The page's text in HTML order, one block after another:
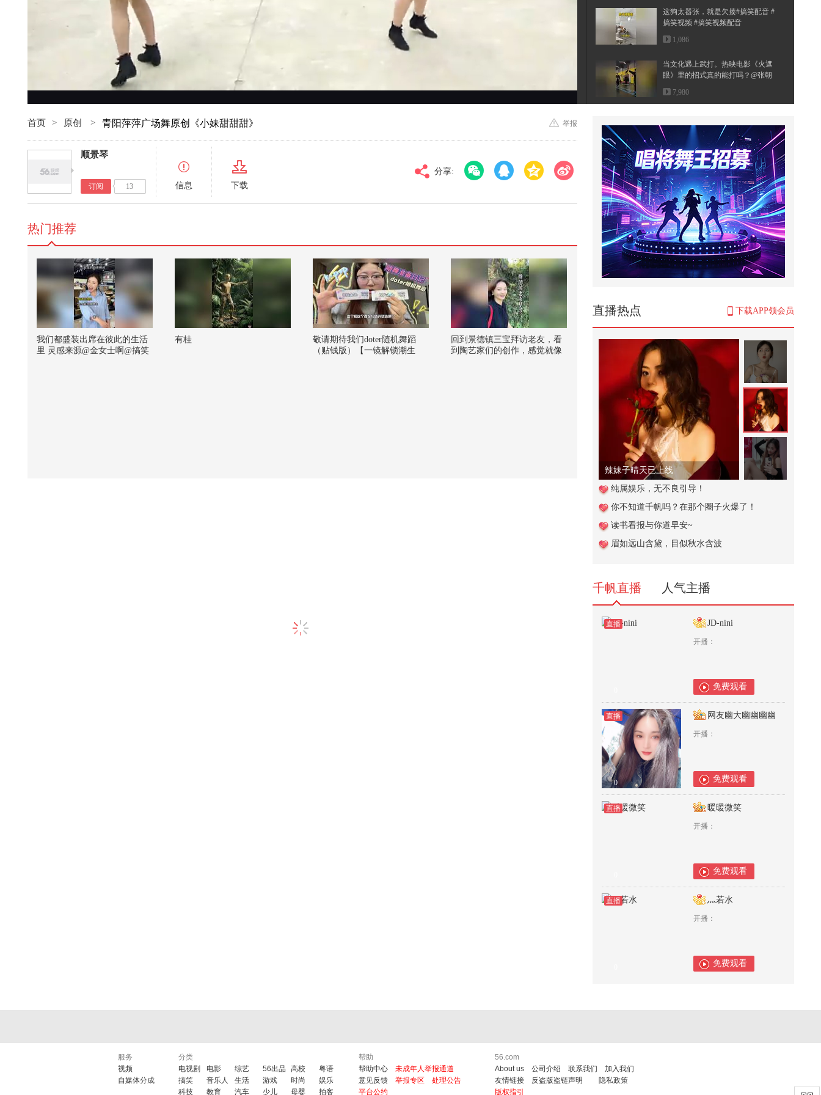
对比度
这狗太嚣张，就是欠揍#搞笑配音 #
搞笑视频 #搞笑视频配音
1,086
当文化遇上武打。热映电影《火遮
眼》里的招式真的能打吗？@张朝
阳...
7,980
缠绵在一起
8,347
表弟考试前夜我换了门锁-第17集
55
# 教会孩子识破AI骗局# 安全教育
科普
739
狐厂大明星️ @林允Jelly 预告来啦#
1944年的大后方，百姓用双手撑起
了国家
睡得少和睡得晚哪个更伤身体？看
完还熬夜吗朋友们@张朝阳 @健康
狐 ...
5,164
食品安全的内幕#动画
3,579
活力满满的课堂！bb班的课堂vlog:
219
当收到这条短信，你会怎么做？
首页 > 原创 > 青阳萍萍广场舞原创《小妹甜甜甜》 举报
顺景琴
订阅 13 信息 下载
分享:
直播热点 下载APP领会员
辣妹子晴天已上线
纯属娱乐，无不良引导！
你不知道千帆吗？在那个圈子火爆了！
读书看报与你道早安~
眉如远山含黛，目似秋水含波
千帆直播 人气主播
直播 JD-nini
开播：
免费观看
直播
0
网友幽大幽幽幽幽
开播：
免费观看
直播 暖暖微笑
开播：
免费观看
直播 灬若水
开播：
免费观看
热门推荐
我们都盛装出席在彼此的生活
里 灵感来源@金女士啊@搞笑
有桂
敬请期待我们doter随机舞蹈
（贴钱版）【一镜解锁潮生
回到景德镇三宝拜访老友，看
到陶艺家们的创作，感觉就像
服务
视频
自媒体分成
分类
电视剧
电影 综艺 56出品 高校
粤语
搞笑
音乐人 生活 游戏 时尚
娱乐
科技
教育 汽车 少儿 母婴 拍客
帮助
帮助中心
未成年人举报通道
意见反馈
举报专区
处理公告
平台公约
56.com
About us
公司介绍 联系我们
加入我们
友情链接
反盗版盗链声明
隐私政策
版权指引